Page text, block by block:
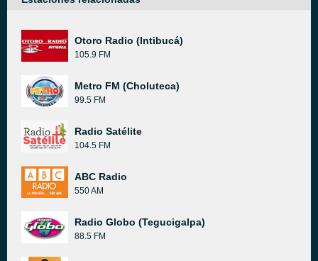
Otoro Radio (Intibucá)
105.9 FM
Metro FM (Choluteca)
99.5 FM
Radio Satélite
104.5 FM
ABC Radio
550 AM
Radio Globo (Tegucigalpa)
88.5 FM